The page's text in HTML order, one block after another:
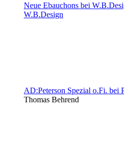
Neue Ebauchons bei
W.B.Design
AD:Peterson Spezial o.Fi. bei
Thomas Behrend